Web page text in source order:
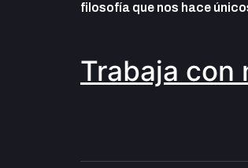
filosofía que nos hace
Trabaja con